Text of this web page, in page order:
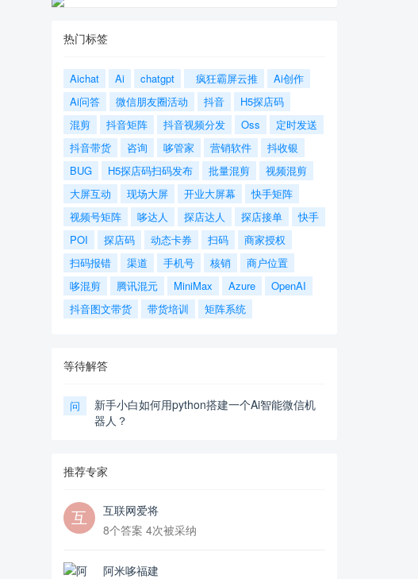
热门标签
Aichat Ai chatgpt 疯狂霸屏云推
Ai创作
Ai问答
微信朋友圈活动 抖音
H5探店码
混剪
抖音矩阵 抖音视频分发 Oss
定时发送
抖音带货
咨询 哆管家 营销软件
抖收银
BUG
H5探店码扫码发布 批量混剪
视频混剪
大屏互动
现场大屏 开业大屏幕
快手矩阵
视频号矩阵
哆达人 探店达人 探店接单
快手
POI
探店码 动态卡券 扫码
商家授权
扫码报错
渠道 手机号 核销
商户位置
哆混剪
腾讯混元 MiniMax Azure
OpenAI
抖音图文带货
带货培训 矩阵系统
等待解答
问
新手小白如何用python搭建一个Ai智能微信机
器人？
推荐专家
互联网爱将
8个答案 4次被采纳
阿米哆福建